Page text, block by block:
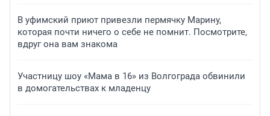
В уфимский приют привезли пермячку Марину,
которая почти ничего о себе не помнит. Посмотрите,
вдруг она вам знакома
Участницу шоу «Мама в 16» из Волгограда обвинили
в домогательствах к младенцу